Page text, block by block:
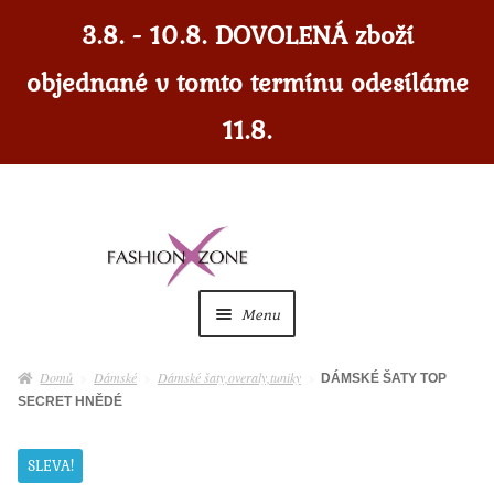
3.8. - 10.8. DOVOLENÁ zboží
objednané v tomto termínu odesíláme
11.8.
Menu
Dámské
Domů Dámské Dámské šaty,overaly,tuniky
DÁMSKÉ ŠATY TOP
SECRET HNĚDÉ
SLEVA!